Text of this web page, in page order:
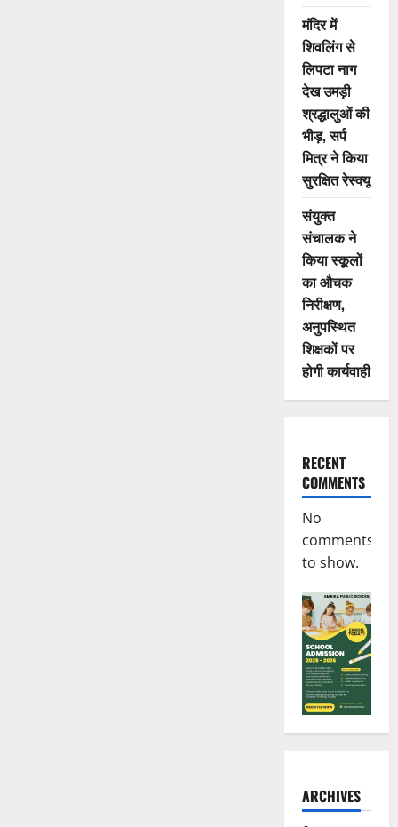
मंदिर में
शिवलिंग से
लिपटा नाग
देख उमड़ी
श्रद्धालुओं की
भीड़, सर्प
मित्र ने किया
सुरक्षित रेस्क्यू
संयुक्त
संचालक ने
किया स्कूलों
का औचक
निरीक्षण,
अनुपस्थित
शिक्षकों पर
होगी कार्यवाही
RECENT
COMMENTS
No
comments
to show.
ARCHIVES